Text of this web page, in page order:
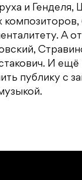
и Генделя,
А
И ещё
публику с